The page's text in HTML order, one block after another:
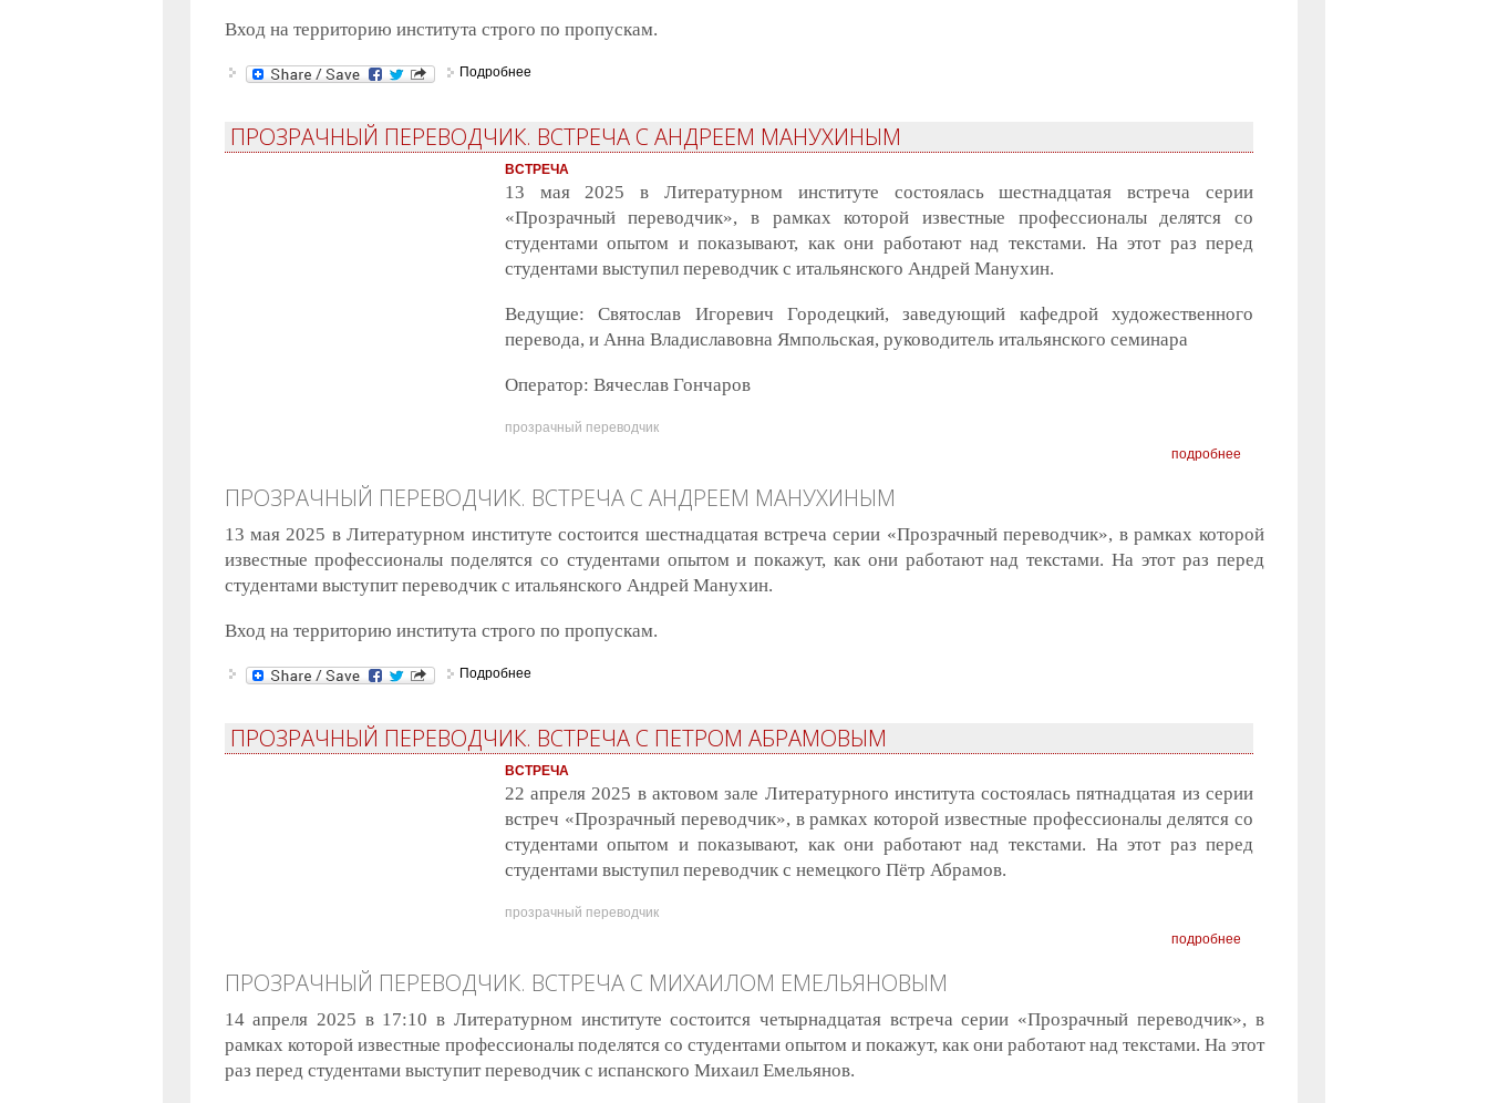
Вход на территорию института строго по пропускам.
Подробнее
ПРОЗРАЧНЫЙ ПЕРЕВОДЧИК. ВСТРЕЧА С АНДРЕЕМ МАНУХИНЫМ
ВСТРЕЧА
13 мая 2025 в Литературном институте состоялась шестнадцатая встреча серии
«Прозрачный переводчик», в рамках которой известные профессионалы делятся со
студентами опытом и показывают, как они работают над текстами. На этот раз перед
студентами выступил переводчик с итальянского Андрей Манухин.
Ведущие: Святослав Игоревич Городецкий, заведующий кафедрой художественного
перевода, и Анна Владиславовна Ямпольская, руководитель итальянского семинара
Оператор: Вячеслав Гончаров
прозрачный переводчик
подробнее
ПРОЗРАЧНЫЙ ПЕРЕВОДЧИК. ВСТРЕЧА С АНДРЕЕМ МАНУХИНЫМ
13 мая 2025 в Литературном институте состоится шестнадцатая встреча серии «Прозрачный переводчик», в рамках которой
известные профессионалы поделятся со студентами опытом и покажут, как они работают над текстами. На этот раз перед
студентами выступит переводчик с итальянского Андрей Манухин.
Вход на территорию института строго по пропускам.
Подробнее
ПРОЗРАЧНЫЙ ПЕРЕВОДЧИК. ВСТРЕЧА С ПЕТРОМ АБРАМОВЫМ
ВСТРЕЧА
22 апреля 2025 в актовом зале Литературного института состоялась пятнадцатая из серии
встреч «Прозрачный переводчик», в рамках которой известные профессионалы делятся со
студентами опытом и показывают, как они работают над текстами. На этот раз перед
студентами выступил переводчик с немецкого Пётр Абрамов.
прозрачный переводчик
подробнее
ПРОЗРАЧНЫЙ ПЕРЕВОДЧИК. ВСТРЕЧА С МИХАИЛОМ ЕМЕЛЬЯНОВЫМ
14 апреля 2025 в 17:10 в Литературном институте состоится четырнадцатая встреча серии «Прозрачный переводчик», в
рамках которой известные профессионалы поделятся со студентами опытом и покажут, как они работают над текстами. На этот
раз перед студентами выступит переводчик с испанского Михаил Емельянов.